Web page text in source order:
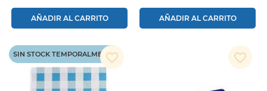
AÑADIR AL CARRITO AÑADIR AL CARRITO
SIN STOCK TEMPORALMENTE
favorite_border favorite_border